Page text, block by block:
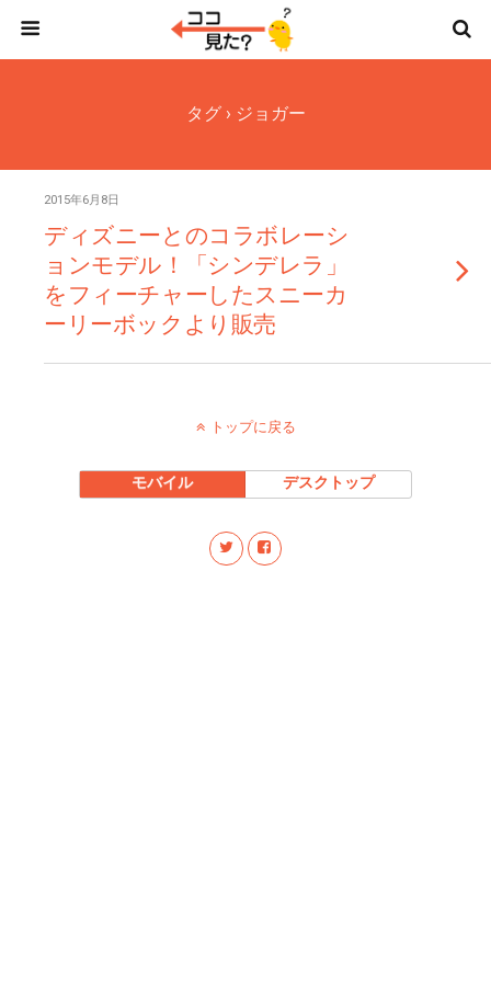
タグ › ジョガー
2015年6月8日
ディズニーとのコラボレーシ
ョンモデル！「シンデレラ」
をフィーチャーしたスニーカ
ーリーボックより販売
トップに戻る
モバイル デスクトップ